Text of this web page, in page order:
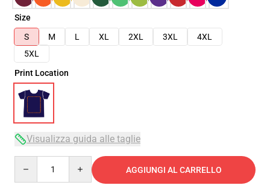
Size
S
M L XL 2XL 3XL
4XL
5XL
Print Location
Visualizza guida alle taglie
AGGIUNGI AL CARRELLO